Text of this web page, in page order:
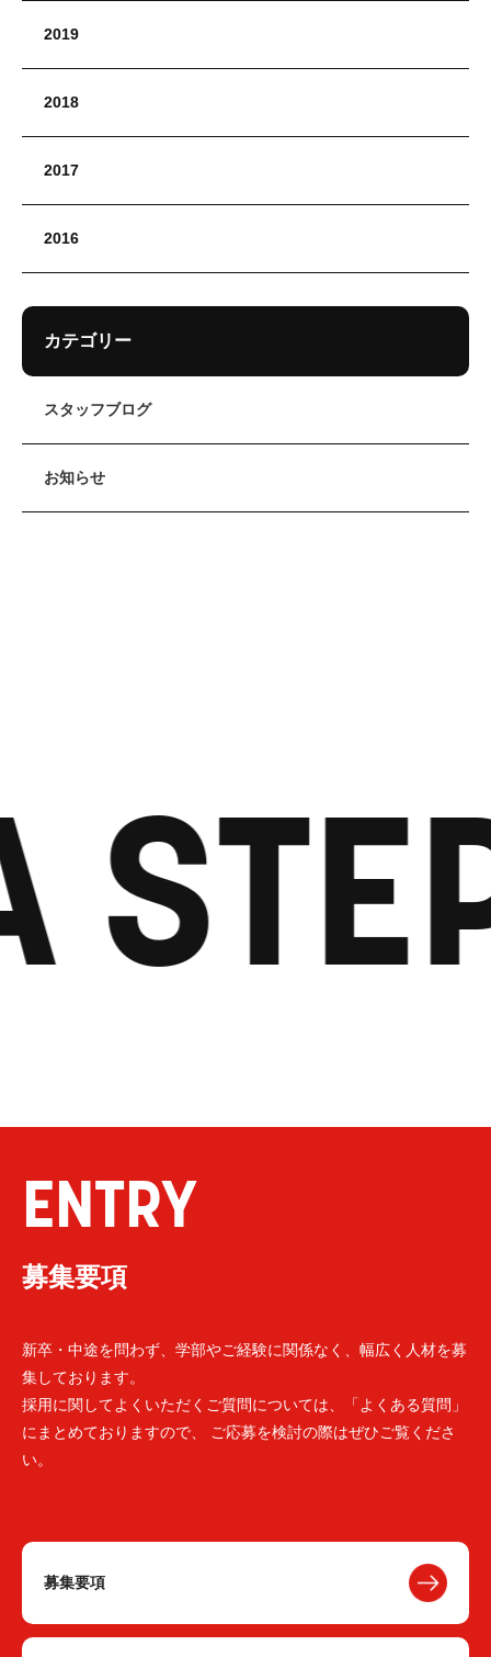
2019
2018
2017
2016
カテゴリー
スタッフブログ
お知らせ
ENTRY
募集要項
新卒・中途を問わず、学部やご経験に関係なく、幅広く人材を募
集しております。
採用に関してよくいただくご質問については、「よくある質問」
にまとめておりますので、 ご応募を検討の際はぜひご覧くださ
い。
募集要項